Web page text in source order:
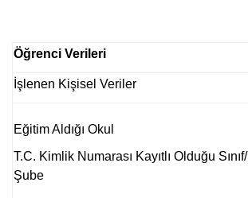
Öğrenci Verileri
İşlenen Kişisel Veriler
Eğitim Aldığı Okul
T.C. Kimlik Numarası Kayıtlı Olduğu Sınıf/
Şube